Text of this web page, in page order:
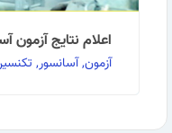
اعلام نتایج آزمون آسانسور
آزمون, آسانسور,